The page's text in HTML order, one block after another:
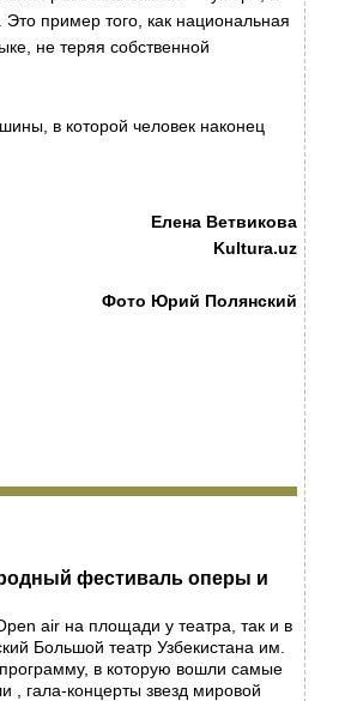
пример того, как национальная
не теряя собственной
в которой человек наконец
Елена Ветвикова
Kultura.uz
Фото Юрий Полянский
фестиваль оперы и
air на площади у театра, так и в
Большой театр Узбекистана им.
в которую вошли самые
, гала-концерты звезд мировой